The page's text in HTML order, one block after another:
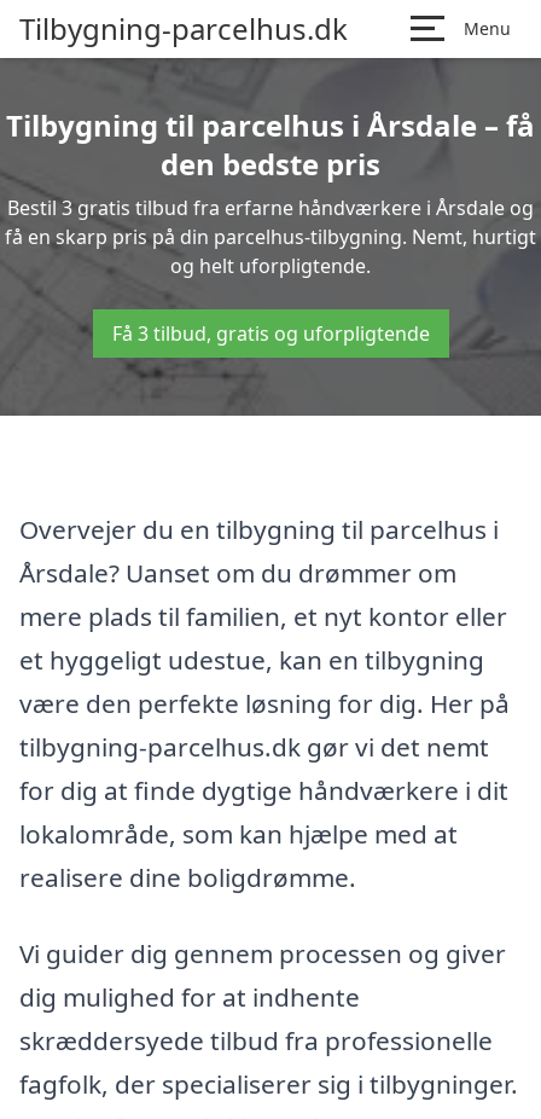
Tilbygning-parcelhus.dk Menu
Tilbygning til parcelhus i Årsdale – få
den bedste pris
Bestil 3 gratis tilbud fra erfarne håndværkere i Årsdale og
få en skarp pris på din parcelhus-tilbygning. Nemt, hurtigt
og helt uforpligtende.
Få 3 tilbud, gratis og uforpligtende
Overvejer du en tilbygning til parcelhus i
Årsdale? Uanset om du drømmer om
mere plads til familien, et nyt kontor eller
et hyggeligt udestue, kan en tilbygning
være den perfekte løsning for dig. Her på
tilbygning-parcelhus.dk gør vi det nemt
for dig at finde dygtige håndværkere i dit
lokalområde, som kan hjælpe med at
realisere dine boligdrømme.
Vi guider dig gennem processen og giver
dig mulighed for at indhente
skræddersyede tilbud fra professionelle
fagfolk, der specialiserer sig i tilbygninger.